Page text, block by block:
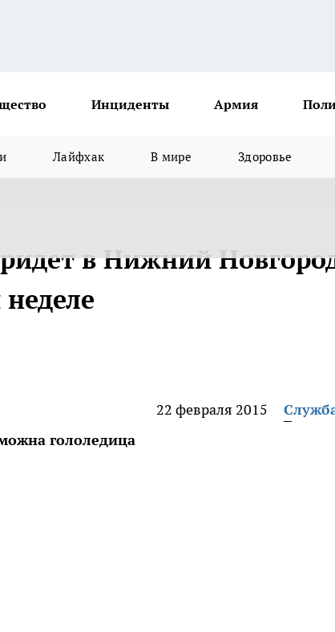
Инциденты Армия
Лайфхак В мире Здоровье
в Нижний
22 февраля 2015
гололедица